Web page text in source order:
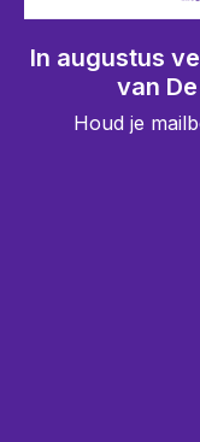
In augustus
van
Houd je